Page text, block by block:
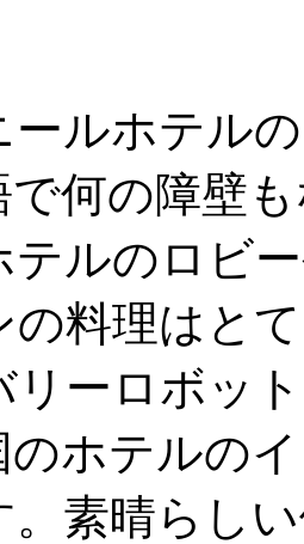
ールホテル
で何の障壁
テルのロビ
の料理はと
リーロボッ
のホテルの
。素晴らし